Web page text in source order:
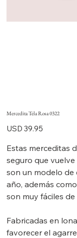
Mercedita Tela Rosa 0322
Precio
USD 39.95
Estas merceditas
seguro que
son un modelo
año, además
son muy fáciles
Fabricadas en
favorecer el